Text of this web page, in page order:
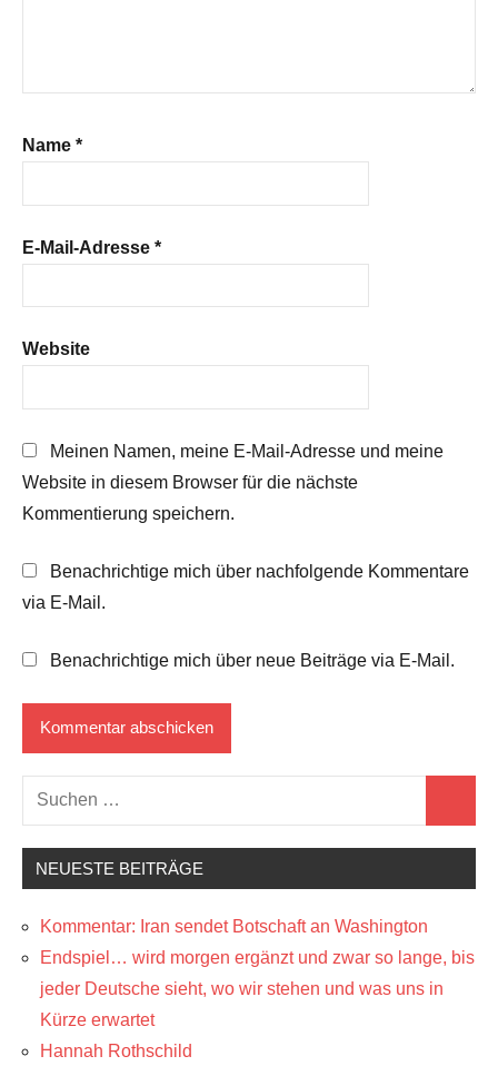
Name *
E-Mail-Adresse *
Website
Meinen Namen, meine E-Mail-Adresse und meine
Website in diesem Browser für die nächste
Kommentierung speichern.
Benachrichtige mich über nachfolgende Kommentare
via E-Mail.
Benachrichtige mich über neue Beiträge via E-Mail.
Suchen
nach:
NEUESTE BEITRÄGE
Kommentar: Iran sendet Botschaft an Washington
Endspiel… wird morgen ergänzt und zwar so lange, bis
jeder Deutsche sieht, wo wir stehen und was uns in
Kürze erwartet
Hannah Rothschild